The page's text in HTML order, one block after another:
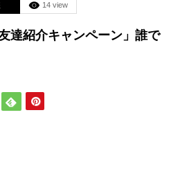
14 view
達紹介キャンペーン」誰で